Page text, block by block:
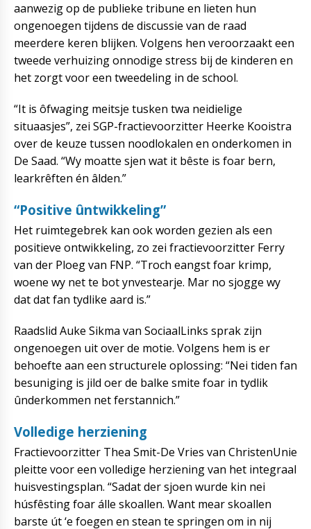
aanwezig op de publieke tribune en lieten hun
ongenoegen tijdens de discussie van de raad
meerdere keren blijken. Volgens hen veroorzaakt een
tweede verhuizing onnodige stress bij de kinderen en
het zorgt voor een tweedeling in de school.
“It is ôfwaging meitsje tusken twa neidielige
situaasjes”, zei SGP-fractievoorzitter Heerke Kooistra
over de keuze tussen noodlokalen en onderkomen in
De Saad. “Wy moatte sjen wat it bêste is foar bern,
learkrêften én âlden.”
“Positive ûntwikkeling”
Het ruimtegebrek kan ook worden gezien als een
positieve ontwikkeling, zo zei fractievoorzitter Ferry
van der Ploeg van FNP. “Troch eangst foar krimp,
woene wy net te bot ynvestearje. Mar no sjogge wy
dat dat fan tydlike aard is.”
Raadslid Auke Sikma van SociaalLinks sprak zijn
ongenoegen uit over de motie. Volgens hem is er
behoefte aan een structurele oplossing: “Nei tiden fan
besuniging is jild oer de balke smite foar in tydlik
ûnderkommen net ferstannich.”
Volledige herziening
Fractievoorzitter Thea Smit-De Vries van ChristenUnie
pleitte voor een volledige herziening van het integraal
huisvestingsplan. “Sadat der sjoen wurde kin nei
húsfêsting foar álle skoallen. Want mear skoallen
barste út ‘e foegen en stean te springen om in nij